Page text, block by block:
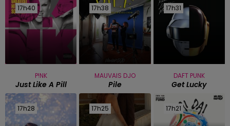
17h40
17h40
P!NK
Just Like A Pill
17h38
17h38
MAUVAIS DJO
Pile
17h31
17h31
DAFT PUNK
Get Lucky
17h28
17h28 17h25
17h25 17h21
17h21